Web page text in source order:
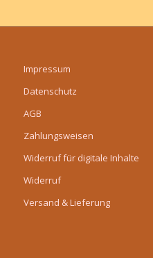
Impressum
Datenschutz
AGB
Zahlungsweisen
Widerruf für digitale Inhalte
Widerruf
Versand & Lieferung